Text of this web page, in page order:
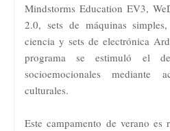
Mindstorms Education EV3,
2.0, sets de máquinas
ciencia y sets de electrónica
programa se estimuló el
socioemocionales mediante
culturales.
Este campamento de verano